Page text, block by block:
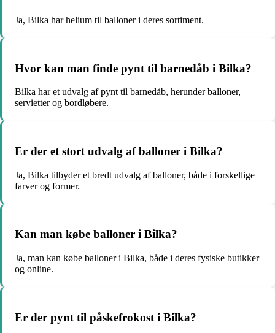
Ja, Bilka har helium til balloner i deres sortiment.
Hvor kan man finde pynt til barnedåb i Bilka?
Bilka har et udvalg af pynt til barnedåb, herunder balloner,
servietter og bordløbere.
Er der et stort udvalg af balloner i Bilka?
Ja, Bilka tilbyder et bredt udvalg af balloner, både i forskellige
farver og former.
Kan man købe balloner i Bilka?
Ja, man kan købe balloner i Bilka, både i deres fysiske butikker
og online.
Er der pynt til påskefrokost i Bilka?